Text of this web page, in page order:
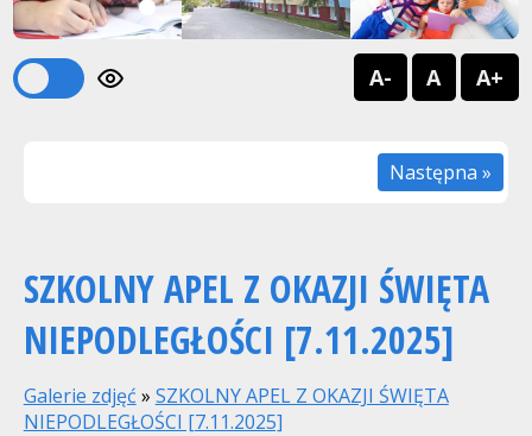
1
A- A A+
Następna »
SZKOLNY APEL Z OKAZJI ŚWIĘTA
NIEPODLEGŁOŚCI [7.11.2025]
Galerie zdjęć » SZKOLNY APEL Z OKAZJI ŚWIĘTA
NIEPODLEGŁOŚCI [7.11.2025]